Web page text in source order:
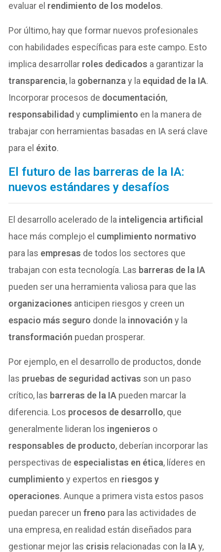
evaluar el rendimiento de los modelos.
Por último, hay que formar nuevos profesionales
con habilidades específicas para este campo. Esto
implica desarrollar roles dedicados a garantizar la
transparencia, la gobernanza y la equidad de la IA.
Incorporar procesos de documentación,
responsabilidad y cumplimiento en la manera de
trabajar con herramientas basadas en IA será clave
para el éxito.
El futuro de las barreras de la IA:
nuevos estándares y desafíos
El desarrollo acelerado de la inteligencia artificial
hace más complejo el cumplimiento normativo
para las empresas de todos los sectores que
trabajan con esta tecnología. Las barreras de la IA
pueden ser una herramienta valiosa para que las
organizaciones anticipen riesgos y creen un
espacio más seguro donde la innovación y la
transformación puedan prosperar.
Por ejemplo, en el desarrollo de productos, donde
las pruebas de seguridad activas son un paso
crítico, las barreras de la IA pueden marcar la
diferencia. Los procesos de desarrollo, que
generalmente lideran los ingenieros o
responsables de producto, deberían incorporar las
perspectivas de especialistas en ética, líderes en
cumplimiento y expertos en riesgos y
operaciones. Aunque a primera vista estos pasos
puedan parecer unfreno para las actividades de
una empresa, en realidad están diseñados para
gestionar mejor las crisis relacionadas con la IAy,